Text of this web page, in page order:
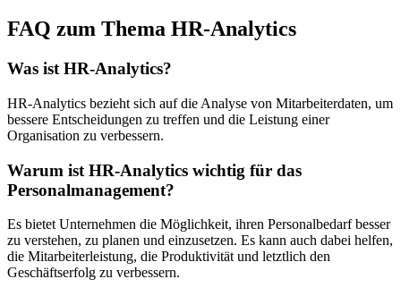
FAQ zum Thema HR-Analytics
Was ist HR-Analytics?
HR-Analytics bezieht sich auf die Analyse von Mitarbeiterdaten, um
bessere Entscheidungen zu treffen und die Leistung einer
Organisation zu verbessern.
Warum ist HR-Analytics wichtig für das
Personalmanagement?
Es bietet Unternehmen die Möglichkeit, ihren Personalbedarf besser
zu verstehen, zu planen und einzusetzen. Es kann auch dabei helfen,
die Mitarbeiterleistung, die Produktivität und letztlich den
Geschäftserfolg zu verbessern.